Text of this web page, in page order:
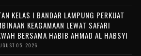
KELAS I BANDAR LAMPUNG PERKUAT
KEAGAMAAN LEWAT SAFARI
BERSAMA HABIB AHMAD AL HABSYI
05, 2026